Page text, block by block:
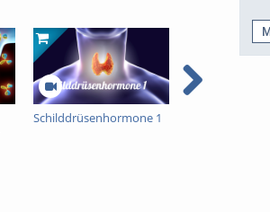
Schilddrüsenhormone 1